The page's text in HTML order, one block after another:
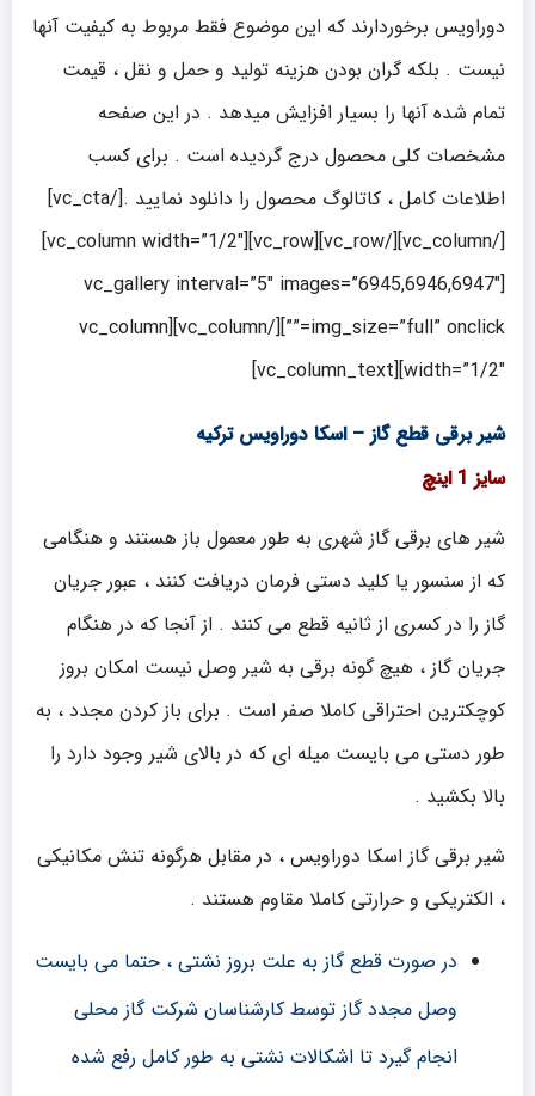
دوراویس برخوردارند که این موضوع فقط مربوط به کیفیت آنها
نیست . بلکه گران بودن هزینه تولید و حمل و نقل ، قیمت
تمام شده آنها را بسیار افزایش میدهد . در این صفحه
مشخصات کلی محصول درج گردیده است . برای کسب
اطلاعات کامل ، کاتالوگ محصول را دانلود نمایید .[/vc_cta]
[/vc_column][/vc_row][vc_row][vc_column width=”1/2″]
[vc_gallery interval=”5″ images=”6945,6946,6947″
img_size=”full” onclick=””][/vc_column][vc_column
width=”1/2″][vc_column_text]
شیر برقی قطع گاز – اسکا دوراویس ترکیه
سایز 1 اینچ
شیر های برقی گاز شهری به طور معمول باز هستند و هنگامی
که از سنسور یا کلید دستی فرمان دریافت کنند ، عبور جریان
گاز را در کسری از ثانیه قطع می کنند . از آنجا که در هنگام
جریان گاز ، هیچ گونه برقی به شیر وصل نیست امکان بروز
کوچکترین احتراقی کاملا صفر است . برای باز کردن مجدد ، به
طور دستی می بایست میله ای که در بالای شیر وجود دارد را
بالا بکشید .
شیر برقی گاز اسکا دوراویس ، در مقابل هرگونه تنش مکانیکی
، الکتریکی و حرارتی کاملا مقاوم هستند .
در صورت قطع گاز به علت بروز نشتی ، حتما می بایست
وصل مجدد گاز توسط کارشناسان شرکت گاز محلی
انجام گیرد تا اشکالات نشتی به طور کامل رفع شده